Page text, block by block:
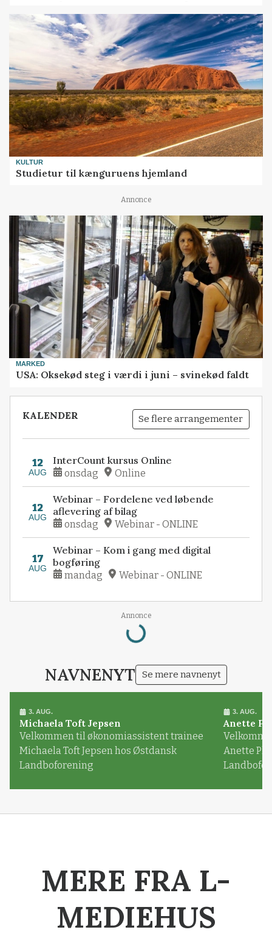
KULTUR
Studietur til kænguruens hjemland
Annonce
MARKED
USA: Oksekød steg i værdi i juni – svinekød faldt
KALENDER Se flere arrangementer
12
AUG
InterCount kursus Online
onsdag Online
12
AUG
Webinar – Fordelene ved løbende
aflevering af bilag
onsdag Webinar - ONLINE
17
AUG
Webinar – Kom i gang med digital
bogføring
mandag Webinar - ONLINE
Annonce
Loading...
NAVNENYT Se mere navnenyt
3. AUG.
Michaela Toft Jepsen
Velkommen til økonomiassistent trainee
Michaela Toft Jepsen hos Østdansk
Landboforening
3. AUG.
Anette
Anette
MERE FRA L-
MEDIEHUS